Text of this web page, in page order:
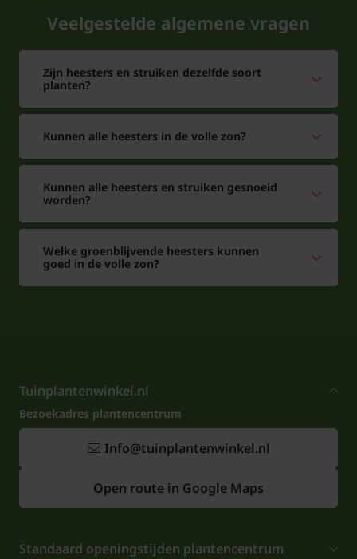
Veelgestelde algemene vragen
Zijn heesters en struiken dezelfde soort
planten?
Kunnen alle heesters in de volle zon?
Kunnen alle heesters en struiken gesnoeid
worden?
Welke groenblijvende heesters kunnen
goed in de volle zon?
Tuinplantenwinkel.nl
Bezoekadres plantencentrum
Info@tuinplantenwinkel.nl
Open route in Google Maps
Standaard openingstijden plantencentrum